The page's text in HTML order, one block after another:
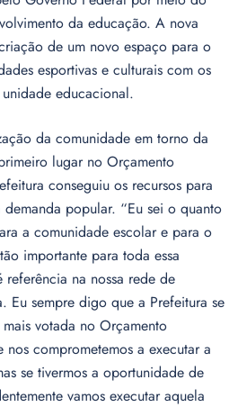
da educação. A nova
de um novo espaço para o
esportivas e culturais com os
educacional.
da comunidade em torno da
lugar no Orçamento
conseguiu os recursos para
demanda popular. “Eu sei o quanto
a comunidade escolar e para o
importante para toda essa
na nossa rede de
Eu sempre digo que a Prefeitura se
votada no Orçamento
comprometemos a executar a
se tivermos a oportunidade de
vamos executar aquela